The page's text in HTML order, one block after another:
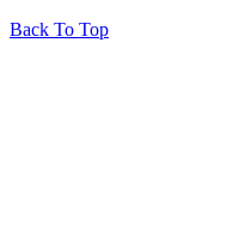
Back To Top